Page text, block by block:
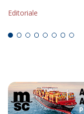
Editoriale